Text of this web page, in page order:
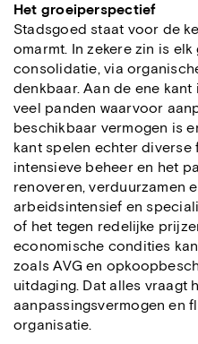
Het groeiperspectief
Stadsgoed staat voor de
omarmt. In zekere zin is
consolidatie, via
denkbaar. Aan de ene
veel panden waarvoor
beschikbaar vermogen is
kant spelen echter diverse
intensieve beheer en het
renoveren, verduurzamen
arbeidsintensief en
of het tegen redelijke
economische condities
zoals AVG en
uitdaging. Dat alles vraagt
aanpassingsvermogen en
organisatie.